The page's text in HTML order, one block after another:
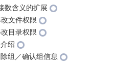
数含义的扩展
文件权限
目录权限
绍
组／确认组信息